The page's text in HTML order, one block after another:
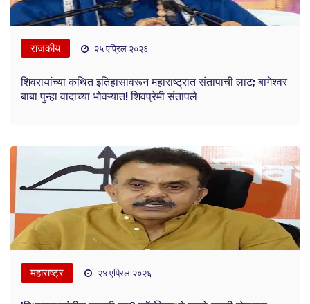
राजकीय २५ एप्रिल २०२६
शिवरायांच्या कथित इतिहासावरून महाराष्ट्रात संतापाची लाट; बागेश्वर
बाबा पुन्हा वादाच्या भोवऱ्यात! शिवप्रेमी संतापले
महाराष्ट्र २४ एप्रिल २०२६